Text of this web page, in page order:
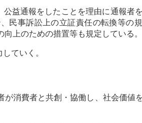
益通報をしたことを理由に通報者
民事訴訟上の立証責任の転換等の
上のための措置等も規定している。
ていく。
消費者と共創・協働し、社会価値